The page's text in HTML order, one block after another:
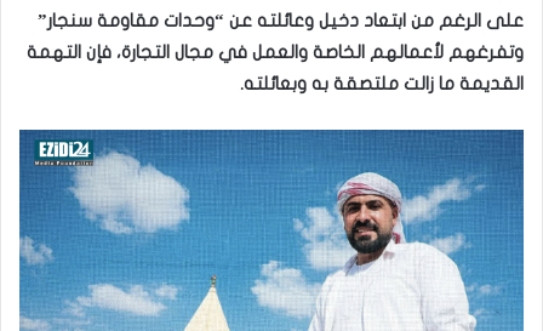
على الرغم من ابتعاد دخيل وعائلته عن “وحدات مقاومة سنجار”
وتفرغهم لأعمالهم الخاصة والعمل في مجال التجارة، فإن التهمة
القديمة ما زالت ملتصقة به وبعائلته.